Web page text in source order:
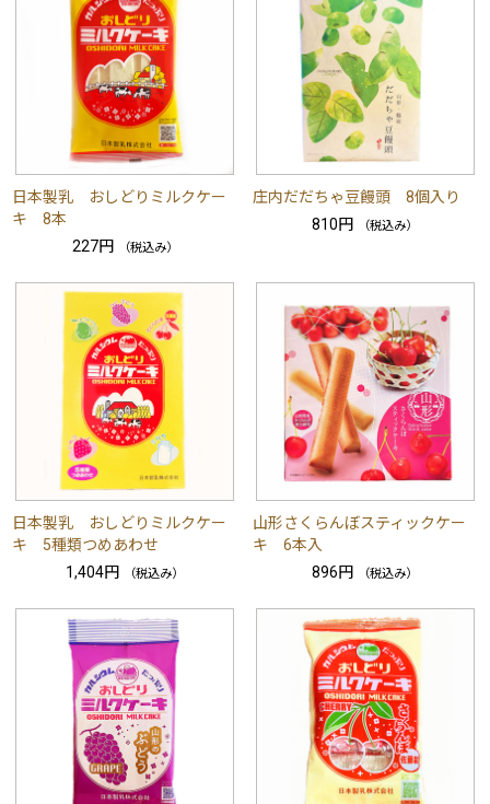
日本製乳 おしどりミルクケー
キ 8本
227円
（税込み）
庄内だだちゃ豆饅頭 8個入り
810円
（税込み）
日本製乳 おしどりミルクケー
キ 5種類つめあわせ
1,404円
（税込み）
山形さくらんぼスティックケー
キ 6本入
896円
（税込み）